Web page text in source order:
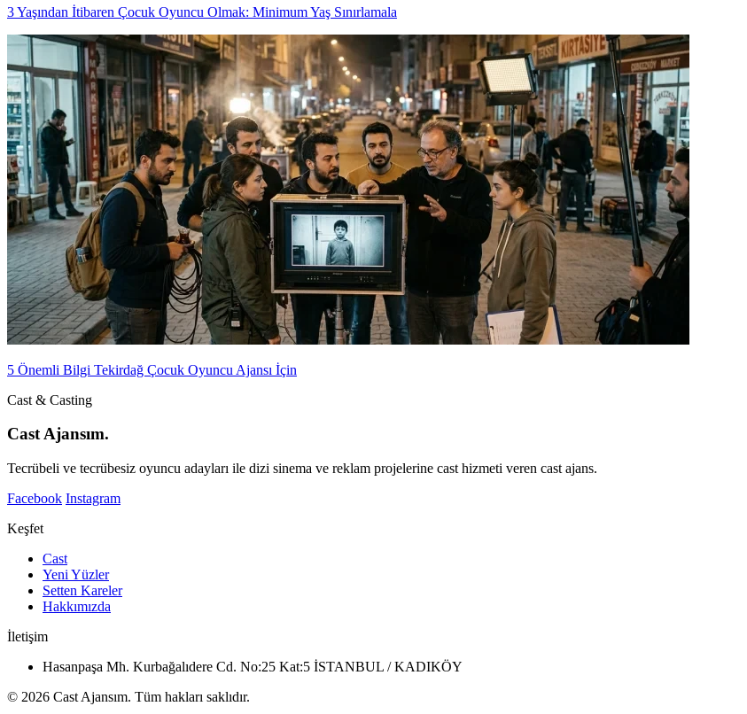
3 Yaşından İtibaren Çocuk Oyuncu Olmak: Minimum Yaş Sınırlamala
5 Önemli Bilgi Tekirdağ Çocuk Oyuncu Ajansı İçin
Cast & Casting
Cast Ajansım.
Tecrübeli ve tecrübesiz oyuncu adayları ile dizi sinema ve reklam projelerine cast hizmeti veren cast ajans.
Facebook Instagram
Keşfet
Cast
Yeni Yüzler
Setten Kareler
Hakkımızda
İletişim
Hasanpaşa Mh. Kurbağalıdere Cd. No:25 Kat:5 İSTANBUL / KADIKÖY
© 2026 Cast Ajansım. Tüm hakları saklıdır.